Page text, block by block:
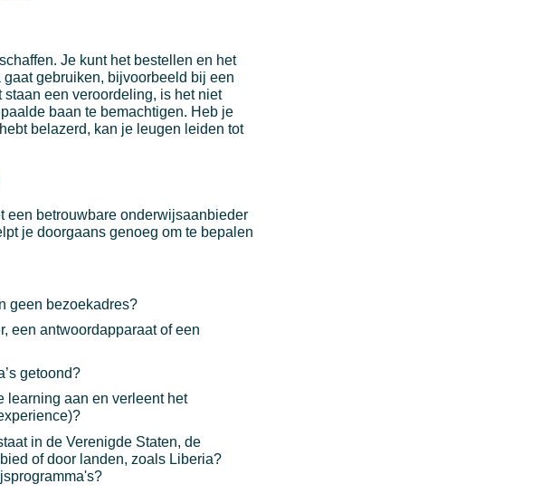
Je kunt het bestellen en het
gebruiken, bijvoorbeeld bij een
een veroordeling, is het niet
baan te bemachtigen. Heb je
belazerd, kan je leugen leiden tot
een betrouwbare onderwijsaanbieder
je doorgaans genoeg om te bepalen
geen bezoekadres?
een antwoordapparaat of een
getoond?
learning aan en verleent het
in de Verenigde Staten, de
of door landen, zoals Liberia?